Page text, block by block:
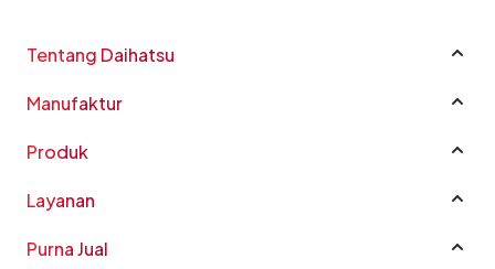
Tentang Daihatsu
Sustainability
Good Corporate Governance
Karir
Manufaktur
Produk
New Terios
All New Xenia
Layanan
Harga
Purna Jual